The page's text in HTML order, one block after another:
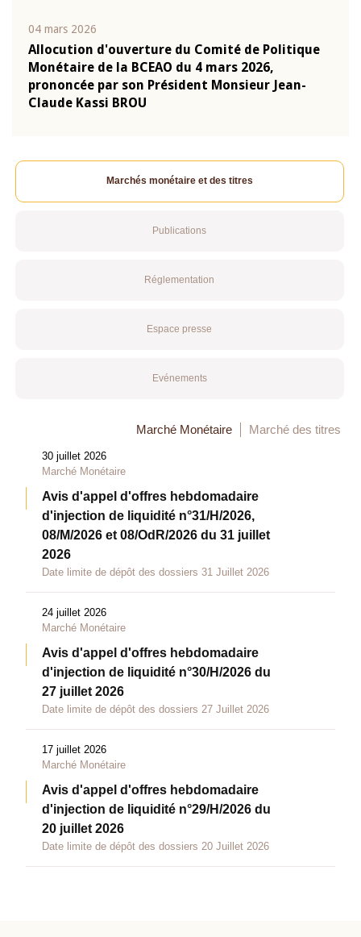
04 mars 2026
Allocution d'ouverture du Comité de Politique
Monétaire de la BCEAO du 4 mars 2026,
prononcée par son Président Monsieur Jean-
Claude Kassi BROU
Marchés monétaire et des titres
Publications
Réglementation
Espace presse
Evénements
Marché Monétaire Marché des titres
30 juillet 2026
Marché Monétaire
Avis d'appel d'offres hebdomadaire
d'injection de liquidité n°31/H/2026,
08/M/2026 et 08/OdR/2026 du 31 juillet
2026
Date limite de dépôt des dossiers 31 Juillet 2026
24 juillet 2026
Marché Monétaire
Avis d'appel d'offres hebdomadaire
d'injection de liquidité n°30/H/2026 du
27 juillet 2026
Date limite de dépôt des dossiers 27 Juillet 2026
17 juillet 2026
Marché Monétaire
Avis d'appel d'offres hebdomadaire
d'injection de liquidité n°29/H/2026 du
20 juillet 2026
Date limite de dépôt des dossiers 20 Juillet 2026